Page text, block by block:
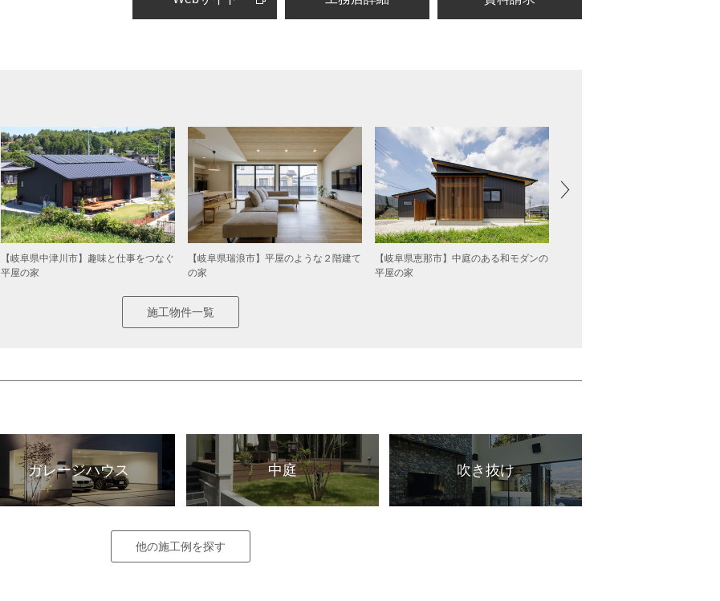
【岐阜県中津川市】趣味と仕事をつなぐ
平屋の家
【岐阜県瑞浪市】平屋のような２階建て
の家
【岐阜県恵那市】中庭のある和モダンの
平屋の家
施工物件一覧
ガレージハウス 中庭 吹き抜け
他の施工例を探す